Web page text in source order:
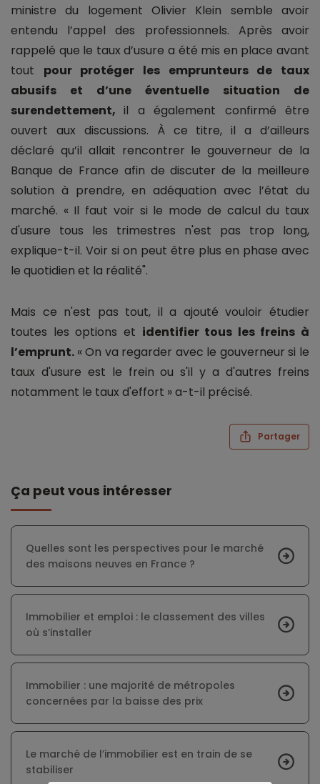
ministre du logement Olivier Klein semble avoir
entendu l’appel des professionnels. Après avoir
rappelé que le taux d’usure a été mis en place avant
tout pour protéger les emprunteurs de taux
abusifs et d’une éventuelle situation de
surendettement,il a également confirmé être
ouvert aux discussions. À ce titre, il a d’ailleurs
déclaré qu’il allait rencontrer le gouverneur de la
Banque de France afin de discuter de la meilleure
solution à prendre, en adéquation avec l’état du
marché. « Il faut voir si le mode de calcul du taux
d'usure tous les trimestres n'est pas trop long,
explique-t-il. Voir si on peut être plus en phase avec
le quotidien et la réalité".
Mais ce n'est pas tout, il a ajouté vouloir étudier
toutes les options et identifier tous les freins à
l’emprunt. « On va regarder avec le gouverneur si le
taux d'usure est le frein ou s'il y a d'autres freins
notamment le taux d'effort » a-t-il précisé.
Partager
Ça peut vous intéresser
Quelles sont les perspectives pour le marché
des maisons neuves en France ?
Immobilier et emploi : le classement des villes
où s’installer
Immobilier : une majorité de métropoles
concernées par la baisse des prix
Le marché de l’immobilier est en train de se
stabiliser